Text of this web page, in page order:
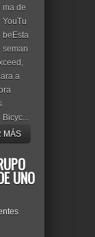
ma de
YouTu
beEsta
seman
a
MÁS
UNO